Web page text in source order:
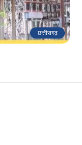
छत्तीसगढ़